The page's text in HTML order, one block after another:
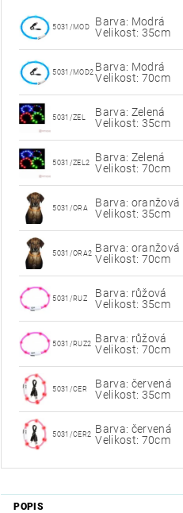
5031/MOD
Barva: Modrá
Velikost: 35cm
5031/MOD2 Barva: Modrá
Velikost: 70cm
5031/ZEL
Barva: Zelená
Velikost: 35cm
5031/ZEL2
Barva: Zelená
Velikost: 70cm
5031/ORA
Barva: oranžová
Velikost: 35cm
5031/ORA2 Barva: oranžová
Velikost: 70cm
5031/RUZ
Barva: růžová
Velikost: 35cm
5031/RUZ2 Barva: růžová
Velikost: 70cm
5031/CER
Barva: červená
Velikost: 35cm
5031/CER2 Barva: červená
Velikost: 70cm
POPIS